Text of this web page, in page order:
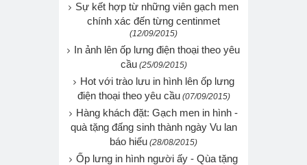
Sự kết hợp từ những viên gạch men
chính xác đến từng centinmet
(12/09/2015)
In ảnh lên ốp lưng điện thoại theo yêu
cầu (25/09/2015)
Hot với trào lưu in hình lên ốp lưng
điện thoại theo yêu cầu (07/09/2015)
Hàng khách đặt: Gạch men in hình -
quà tặng đấng sinh thành ngày Vu lan
báo hiếu (28/08/2015)
Ốp lưng in hình người ấy - Qùa tặng